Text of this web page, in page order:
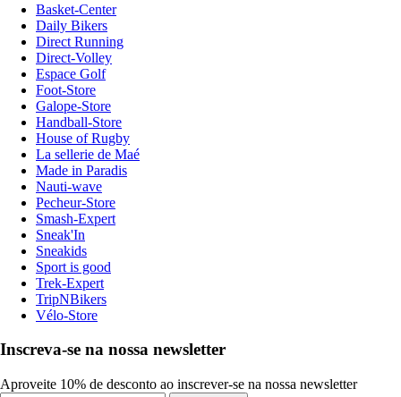
Basket-Center
Daily Bikers
Direct Running
Direct-Volley
Espace Golf
Foot-Store
Galope-Store
Handball-Store
House of Rugby
La sellerie de Maé
Made in Paradis
Nauti-wave
Pecheur-Store
Smash-Expert
Sneak'In
Sneakids
Sport is good
Trek-Expert
TripNBikers
Vélo-Store
Inscreva-se na nossa newsletter
Aproveite 10% de desconto ao inscrever-se na nossa newsletter